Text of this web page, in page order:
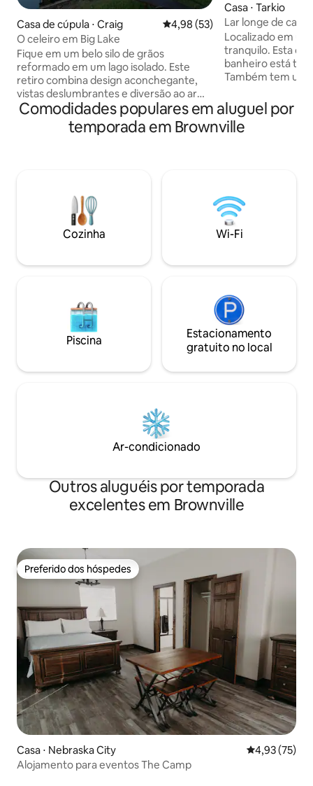
Casa de cúpula ⋅ Craig 4,98 de uma avaliação média
4,98 (53)
O celeiro em Big Lake
Fique em um belo silo de grãos
reformado em um lago isolado. Este
retiro combina design aconchegante,
vistas deslumbrantes e diversão ao ar
livre sem fim. A apenas 90 minutos de
Omaha ou Kansas City, o silo é perfeito
para casais, famílias ou pequenos
total a caiaques, pranchas de remo e um
lírio d'água, tudo incluído. Traga seu
barco, jet ski ou ATV com um barco
privado. O lago e as trilhas próximas são
Casa ⋅ Tarkio
Lar longe de
localização!
Localizado em
tranquilo. Esta
banheiro está
Também tem
Localização
Tem um grande
varanda da
fornecidos.
roupa de
porão... entrada
espaçoso, muitas
Comodidades populares em aluguel por
temporada em Brownville
Cozinha Wi-Fi
Piscina
Estacionamento
gratuito no local
Ar-condicionado
Outros aluguéis por temporada
excelentes em Brownville
Preferido dos hóspedes
Preferido dos hóspedes
Casa ⋅ Nebraska City 4,93 de uma
4,93 (75)
Alojamento para eventos The Camp